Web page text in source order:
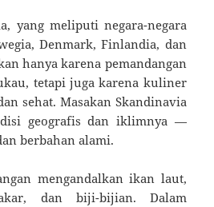
yang meliputi negara-negara
Denmark, Finlandia, dan
hanya karena pemandangan
tetapi juga karena kuliner
sehat. Masakan Skandinavia
geografis dan iklimnya —
berbahan alami.
mengandalkan ikan laut,
dan biji-bijian. Dalam